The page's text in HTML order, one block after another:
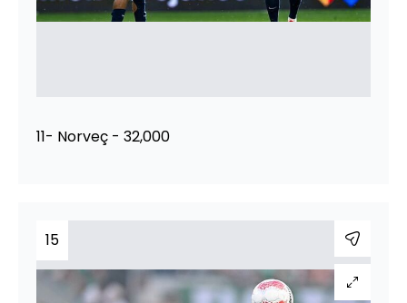
11- Norveç - 32,000
15